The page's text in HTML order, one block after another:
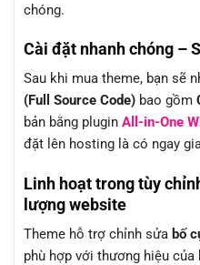
chóng.
Cài đặt nhanh chóng –
Sau khi mua theme, bạn sẽ
(Full Source Code) bao gồm
bản bằng plugin All-in-One
đặt lên hosting là có ngay
Linh hoạt trong tùy
lượng website
Theme hỗ trợ chỉnh sửa bố
phù hợp với thương hiệu